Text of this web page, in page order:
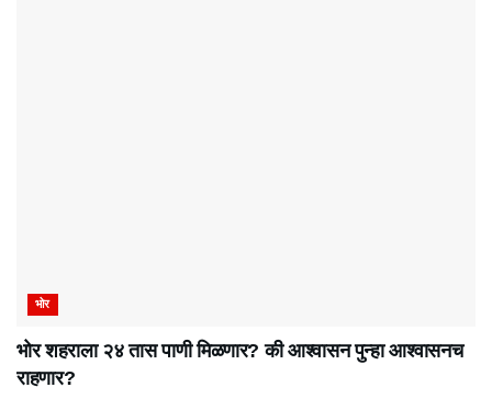
भोर
भोर शहराला २४ तास पाणी मिळणार? की आश्वासन पुन्हा आश्वासनच
राहणार?